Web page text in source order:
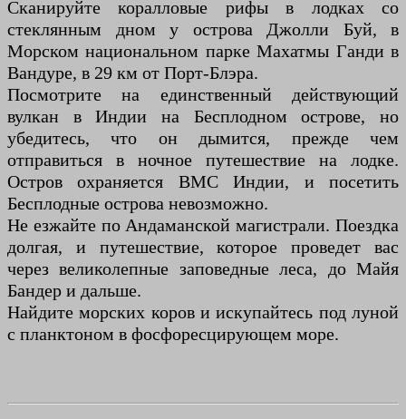
Сканируйте коралловые рифы в лодках со
стеклянным дном у острова Джолли Буй, в
Морском национальном парке Махатмы Ганди в
Вандуре, в 29 км от Порт-Блэра.
Посмотрите на единственный действующий
вулкан в Индии на Бесплодном острове, но
убедитесь, что он дымится, прежде чем
отправиться в ночное путешествие на лодке.
Остров охраняется ВМС Индии, и посетить
Бесплодные острова невозможно.
Не езжайте по Андаманской магистрали. Поездка
долгая, и путешествие, которое проведет вас
через великолепные заповедные леса, до Майя
Бандер и дальше.
Найдите морских коров и искупайтесь под луной
с планктоном в фосфоресцирующем море.